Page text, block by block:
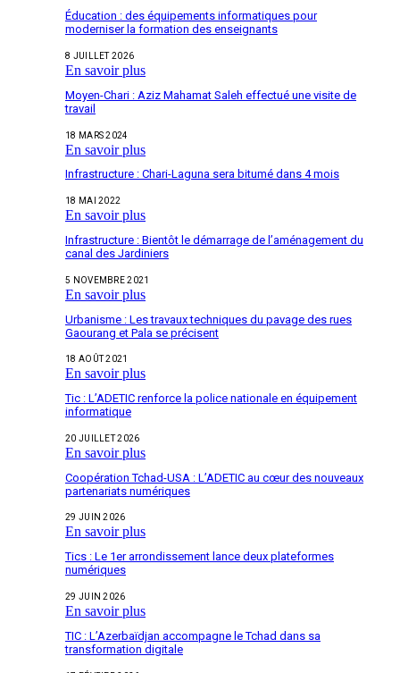
Éducation : des équipements informatiques pour
moderniser la formation des enseignants
8 JUILLET 2026
En savoir plus
Moyen-Chari : Aziz Mahamat Saleh effectué une visite de
travail
18 MARS 2024
En savoir plus
Infrastructure : Chari-Laguna sera bitumé dans 4 mois
18 MAI 2022
En savoir plus
Infrastructure : Bientôt le démarrage de l’aménagement du
canal des Jardiniers
5 NOVEMBRE 2021
En savoir plus
Urbanisme : Les travaux techniques du pavage des rues
Gaourang et Pala se précisent
18 AOÛT 2021
En savoir plus
Tic : L’ADETIC renforce la police nationale en équipement
informatique
20 JUILLET 2026
En savoir plus
Coopération Tchad-USA : L’ADETIC au cœur des nouveaux
partenariats numériques
29 JUIN 2026
En savoir plus
Tics : Le 1er arrondissement lance deux plateformes
numériques
29 JUIN 2026
En savoir plus
TIC : L’Azerbaïdjan accompagne le Tchad dans sa
transformation digitale